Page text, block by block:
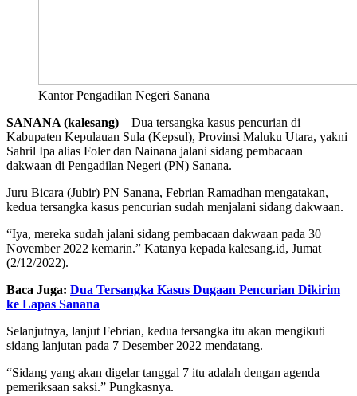
Kantor Pengadilan Negeri Sanana
SANANA (kalesang) – Dua tersangka kasus pencurian di
Kabupaten Kepulauan Sula (Kepsul), Provinsi Maluku Utara, yakni
Sahril Ipa alias Foler dan Nainana jalani sidang pembacaan
dakwaan di Pengadilan Negeri (PN) Sanana.
Juru Bicara (Jubir) PN Sanana, Febrian Ramadhan mengatakan,
kedua tersangka kasus pencurian sudah menjalani sidang dakwaan.
“Iya, mereka sudah jalani sidang pembacaan dakwaan pada 30
November 2022 kemarin.” Katanya kepada kalesang.id, Jumat
(2/12/2022).
Baca Juga: Dua Tersangka Kasus Dugaan Pencurian Dikirim
ke Lapas Sanana
Selanjutnya, lanjut Febrian, kedua tersangka itu akan mengikuti
sidang lanjutan pada 7 Desember 2022 mendatang.
“Sidang yang akan digelar tanggal 7 itu adalah dengan agenda
pemeriksaan saksi.” Pungkasnya.